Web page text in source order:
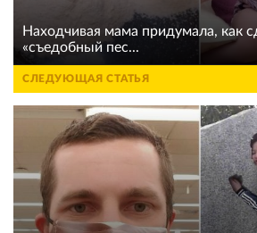
Находчивая мама придумала, как
«съедобный пес...
СЛЕДУЮЩАЯ СТАТЬЯ